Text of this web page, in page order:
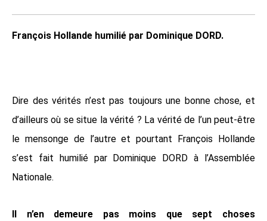
François Hollande humilié par Dominique DORD.
Dire des vérités n’est pas toujours une bonne chose, et
d’ailleurs où se situe la vérité ? La vérité de l’un peut-être
le mensonge de l’autre et pourtant François Hollande
s’est fait humilié par Dominique DORD à l’Assemblée
Nationale.
Il n’en demeure pas moins que sept choses